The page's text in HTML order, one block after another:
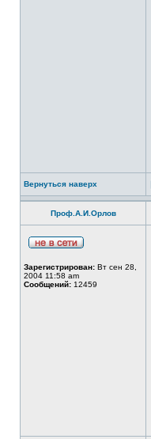
Вернуться наверх
Проф.А.И.Орлов
Зарегистрирован: Вт сен 28,
2004 11:58 am
Сообщений: 12459